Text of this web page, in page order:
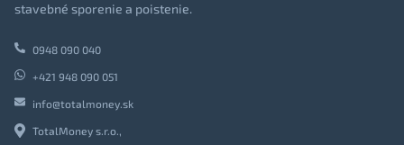
stavebné sporenie a poistenie.
0948 090 040
+421 948 090 051
info@totalmoney.sk
TotalMoney s.r.o.,